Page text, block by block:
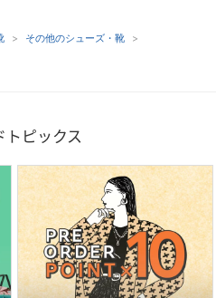
その他のシューズ・靴
トピックス